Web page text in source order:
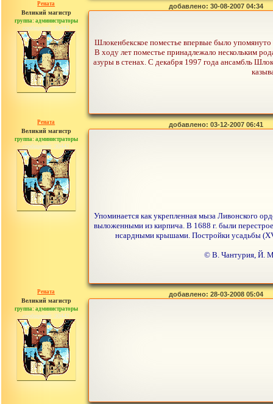
Рената
Великий магистр
группа: администраторы
сообщений: 30442
добавлено: 30-08-2007 04:34
Шлокенбекское поместье впервые было упомянуто
В ходу лет поместье принадлежало нескольким
азуры в стенах. С декабря 1997 года ансамбль
Рената
Великий магистр
группа: администраторы
сообщений: 30442
добавлено: 03-12-2007 06:41
Упоминается как укрепленная мыза Ливонского
выложенными из кирпича. В 1688 г. были
нсардными крышами. Постройки усадьбы
© В. Чантурия, Й.
Рената
Великий магистр
группа: администраторы
сообщений: 30442
добавлено: 28-03-2008 05:04